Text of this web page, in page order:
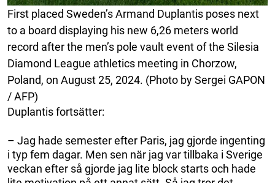
First placed Sweden’s Armand Duplantis poses next
to a board displaying his new 6,26 meters world
record after the men’s pole vault event of the Silesia
Diamond League athletics meeting in Chorzow,
Poland, on August 25, 2024. (Photo by Sergei GAPON
/ AFP)
Duplantis fortsätter:
– Jag hade semester efter Paris, jag gjorde ingenting
i typ fem dagar. Men sen när jag var tillbaka i Sverige
veckan efter så gjorde jag lite block starts och hade